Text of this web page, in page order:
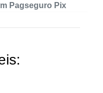
Pagseguro Pix